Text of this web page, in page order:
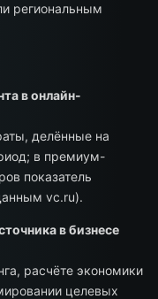
региональным
в онлайн-
делённые на
в премиум-
показатель
vc.ru).
в бизнесе
расчёте экономики
целевых